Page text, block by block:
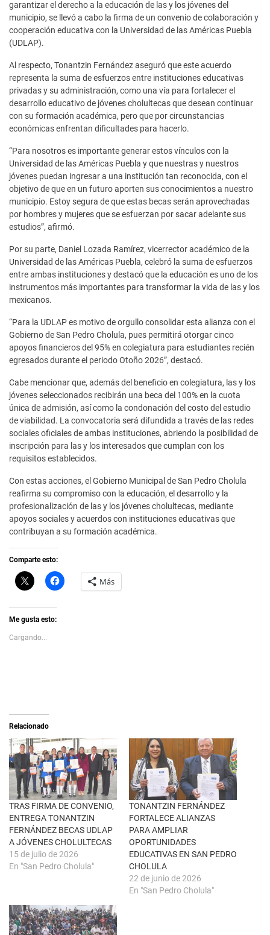
garantizar el derecho a la educación de las y los jóvenes del
municipio, se llevó a cabo la firma de un convenio de colaboración y
cooperación educativa con la Universidad de las Américas Puebla
(UDLAP).
Al respecto, Tonantzin Fernández aseguró que este acuerdo
representa la suma de esfuerzos entre instituciones educativas
privadas y su administración, como una vía para fortalecer el
desarrollo educativo de jóvenes cholultecas que desean continuar
con su formación académica, pero que por circunstancias
económicas enfrentan dificultades para hacerlo.
“Para nosotros es importante generar estos vínculos con la
Universidad de las Américas Puebla y que nuestras y nuestros
jóvenes puedan ingresar a una institución tan reconocida, con el
objetivo de que en un futuro aporten sus conocimientos a nuestro
municipio. Estoy segura de que estas becas serán aprovechadas
por hombres y mujeres que se esfuerzan por sacar adelante sus
estudios”, afirmó.
Por su parte, Daniel Lozada Ramírez, vicerrector académico de la
Universidad de las Américas Puebla, celebró la suma de esfuerzos
entre ambas instituciones y destacó que la educación es uno de los
instrumentos más importantes para transformar la vida de las y los
mexicanos.
“Para la UDLAP es motivo de orgullo consolidar esta alianza con el
Gobierno de San Pedro Cholula, pues permitirá otorgar cinco
apoyos financieros del 95% en colegiatura para estudiantes recién
egresados durante el periodo Otoño 2026”, destacó.
Cabe mencionar que, además del beneficio en colegiatura, las y los
jóvenes seleccionados recibirán una beca del 100% en la cuota
única de admisión, así como la condonación del costo del estudio
de viabilidad. La convocatoria será difundida a través de las redes
sociales oficiales de ambas instituciones, abriendo la posibilidad de
inscripción para las y los interesados que cumplan con los
requisitos establecidos.
Con estas acciones, el Gobierno Municipal de San Pedro Cholula
reafirma su compromiso con la educación, el desarrollo y la
profesionalización de las y los jóvenes cholultecas, mediante
apoyos sociales y acuerdos con instituciones educativas que
contribuyan a su formación académica.
Comparte esto:
C
l
k
t
s
h
e
b
r
e
e
n
u
n
a
v
e
n
t
a
n
a
n
u
e
v
H
a
e
n
F
a
c
e
b
o
o
k
(
S
e
a
b
r
e
e
v
e
n
t
Más
Me gusta esto:
Cargando...
Relacionado
TRAS FIRMA DE CONVENIO,
ENTREGA TONANTZIN
FERNÁNDEZ BECAS UDLAP
A JÓVENES CHOLULTECAS
15 de julio de 2026
En "San Pedro Cholula"
TONANTZIN FERNÁNDEZ
FORTALECE ALIANZAS
PARA AMPLIAR
OPORTUNIDADES
EDUCATIVAS EN SAN PEDRO
CHOLULA
22 de junio de 2026
En "San Pedro Cholula"